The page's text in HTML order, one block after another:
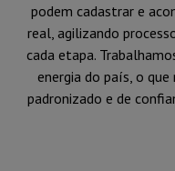
podem cadastrar e
real, agilizando
cada etapa.
energia do país, o
padronizado e de